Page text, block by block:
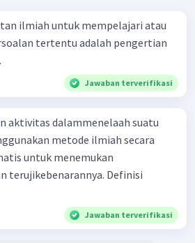
ilmiah untuk mempelajari atau
tertentu adalah pengertian
Jawaban terverifikasi
aktivitas dalammenelaah suatu
metode ilmiah secara
untuk menemukan
terujikebenarannya. Definisi
Jawaban terverifikasi